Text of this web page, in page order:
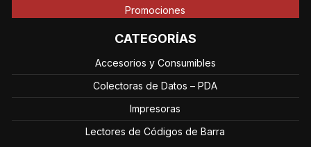
Promociones
CATEGORÍAS
Accesorios y Consumibles
Colectoras de Datos – PDA
Impresoras
Lectores de Códigos de Barra